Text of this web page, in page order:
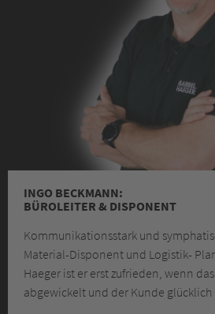
INGO BECKMANN:
BÜROLEITER & DISPONENT
Kommunikationsstark und
Material-Disponent und Logistik-
Haeger ist er erst zufrieden, wenn
abgewickelt und der Kunde glücklich